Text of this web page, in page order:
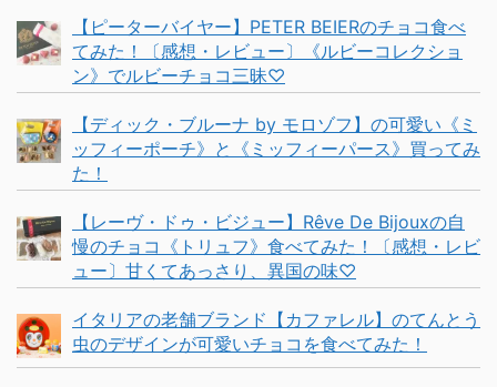
【ピーターバイヤー】PETER BEIERのチョコ食べ
てみた！〔感想・レビュー〕《ルビーコレクショ
ン》でルビーチョコ三昧♡
【ディック・ブルーナ by モロゾフ】の可愛い《ミ
ッフィーポーチ》と《ミッフィーパース》買ってみ
た！
【レーヴ・ドゥ・ビジュー】Rêve De Bijouxの自
慢のチョコ《トリュフ》食べてみた！〔感想・レビ
ュー〕甘くてあっさり、異国の味♡
イタリアの老舗ブランド【カファレル】のてんとう
虫のデザインが可愛いチョコを食べてみた！